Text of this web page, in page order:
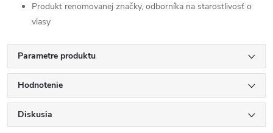
Produkt renomovanej značky, odborníka na starostlivosť o
vlasy
Parametre produktu
Hodnotenie
Diskusia